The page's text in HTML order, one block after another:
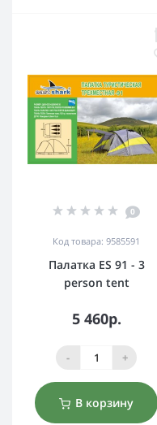
0
Код товара: 9585591
Палатка ES 91 - 3
person tent
5 460р.
- +
В корзину